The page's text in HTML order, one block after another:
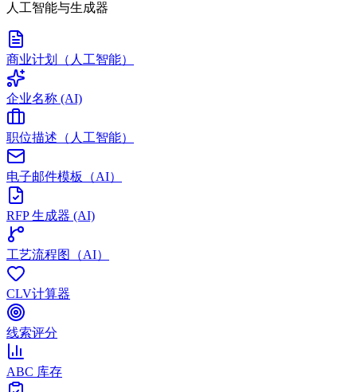
人工智能与生成器
商业计划（人工智能）
企业名称 (AI)
职位描述（人工智能）
电子邮件模板（AI）
RFP 生成器 (AI)
工艺流程图（AI）
CLV计算器
线索评分
ABC 库存